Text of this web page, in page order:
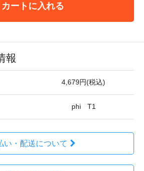
カートに入れる
報
4,679円(税込)
phi T1
い・配送について